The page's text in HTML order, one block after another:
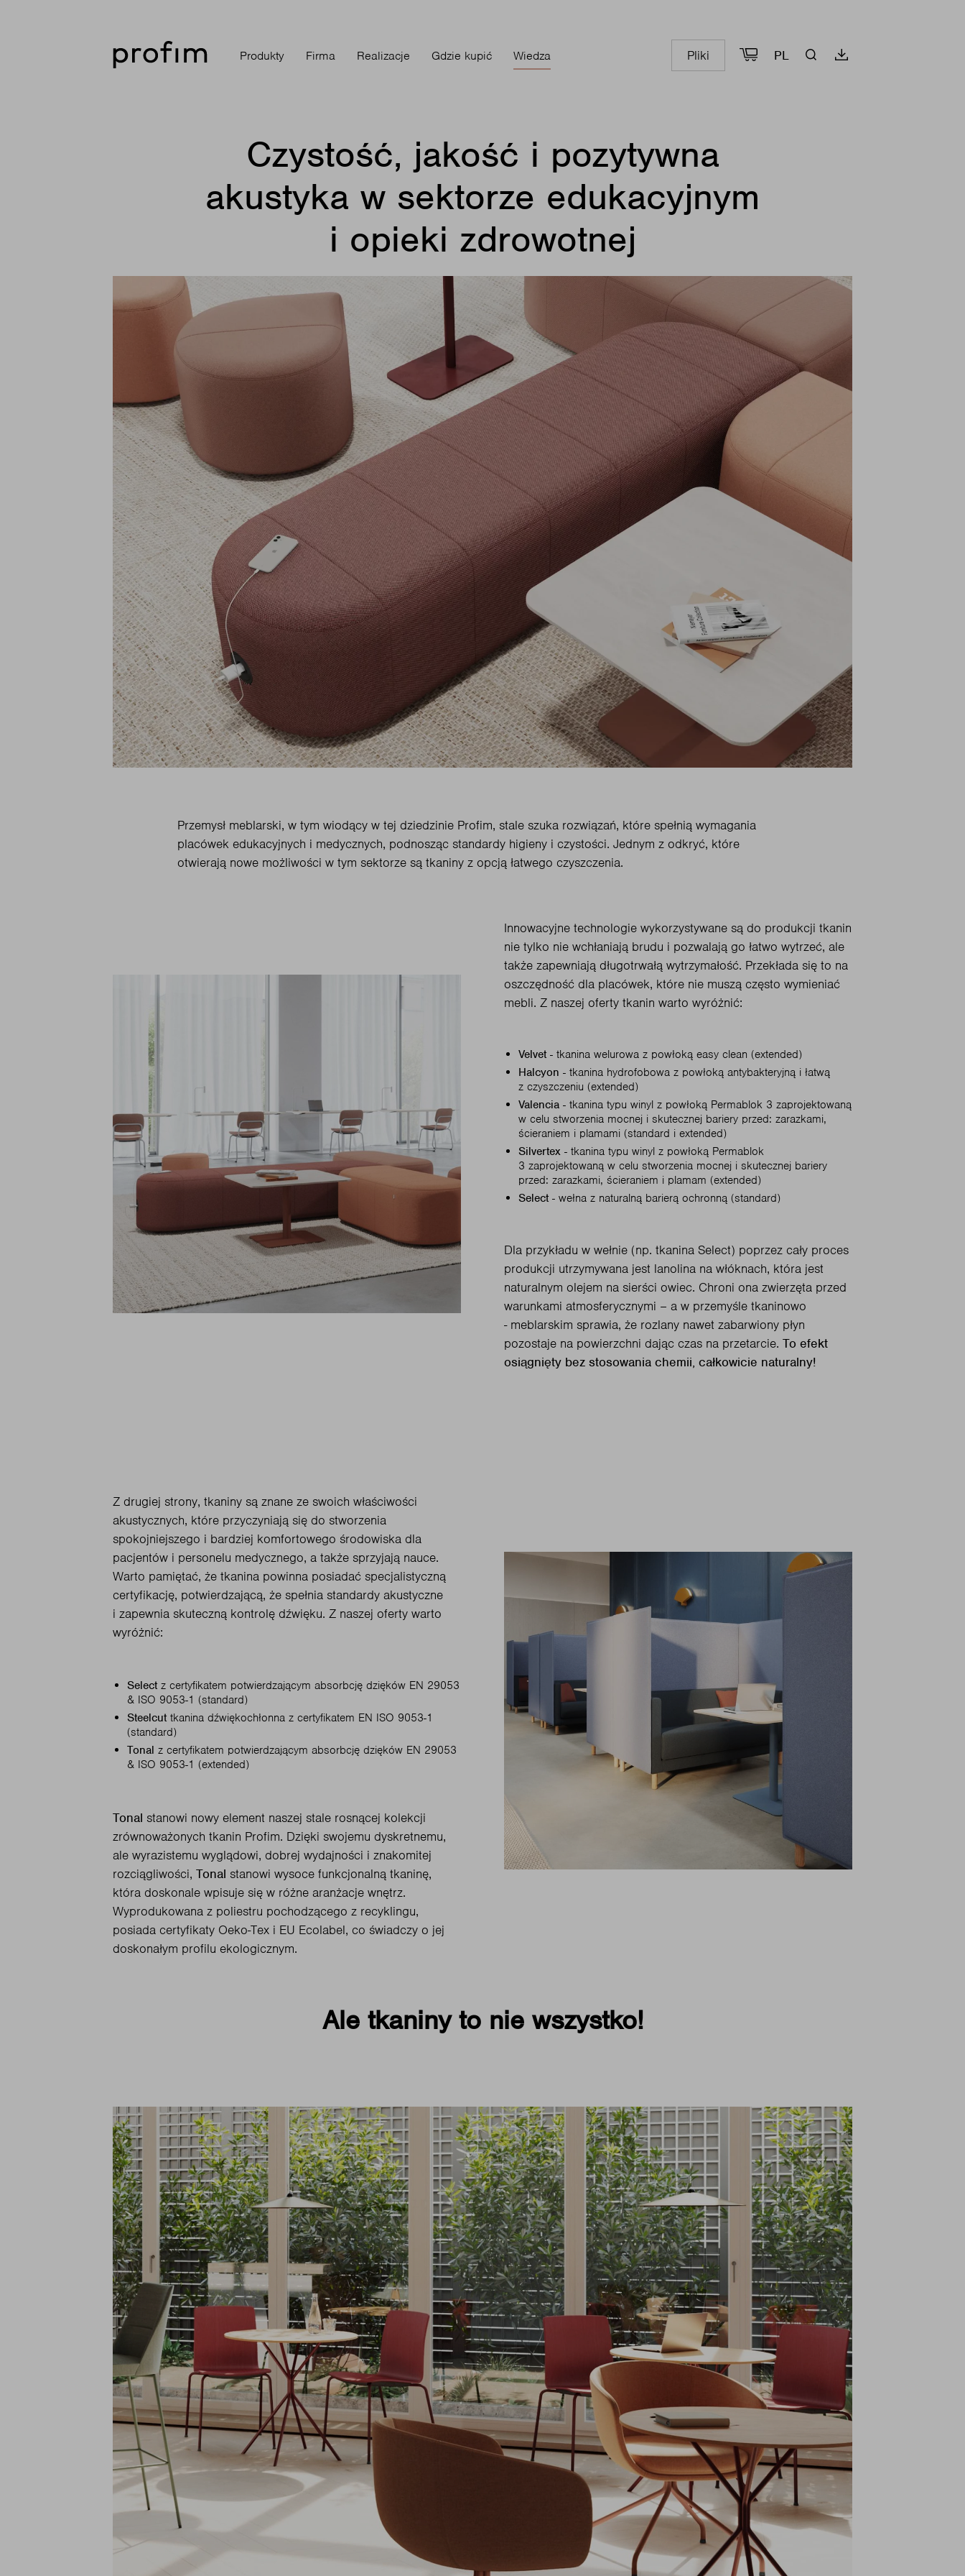
Produkty Firma Realizacje Gdzie kupić Wiedza Pliki PL
Czystość, jakość i pozytywna
akustyka w sektorze edukacyjnym
i opieki zdrowotnej
Przemysł meblarski, w tym wiodący w tej dziedzinie Profim, stale szuka rozwiązań, które spełnią wymagania
placówek edukacyjnych i medycznych, podnosząc standardy higieny i czystości. Jednym z odkryć, które
otwierają nowe możliwości w tym sektorze są tkaniny z opcją łatwego czyszczenia.
Innowacyjne technologie wykorzystywane są do produkcji tkanin
nie tylko nie wchłaniają brudu i pozwalają go łatwo wytrzeć, ale
także zapewniają długotrwałą wytrzymałość. Przekłada się to na
oszczędność dla placówek, które nie muszą często wymieniać
mebli. Z naszej oferty tkanin warto wyróżnić:
Velvet- tkanina welurowa z powłoką easy clean (extended)
Halcyon - tkanina hydrofobowa z powłoką antybakteryjną i łatwą
z czyszczeniu (extended)
Valencia - tkanina typu winyl z powłoką Permablok 3 zaprojektowaną
w celu stworzenia mocnej i skutecznej bariery przed: zarazkami,
ścieraniem i plamami (standard i extended)
Silvertex - tkanina typu winyl z powłoką Permablok
3 zaprojektowaną w celu stworzenia mocnej i skutecznej bariery
przed: zarazkami, ścieraniem i plamam (extended)
Select- wełna z naturalną barierą ochronną (standard)
Dla przykładu w wełnie (np. tkanina Select) poprzez cały proces
produkcji utrzymywana jest lanolina na włóknach, która jest
naturalnym olejem na sierści owiec. Chroni ona zwierzęta przed
warunkami atmosferycznymi – a w przemyśle tkaninowo
- meblarskim sprawia, że rozlany nawet zabarwiony płyn
pozostaje na powierzchni dając czas na przetarcie. To efekt
osiągnięty bez stosowania chemii, całkowicie naturalny!
Z drugiej strony, tkaniny są znane ze swoich właściwości
akustycznych, które przyczyniają się do stworzenia
spokojniejszego i bardziej komfortowego środowiska dla
pacjentów i personelu medycznego, a także sprzyjają nauce.
Warto pamiętać, że tkanina powinna posiadać specjalistyczną
certyfikację, potwierdzającą, że spełnia standardy akustyczne
i zapewnia skuteczną kontrolę dźwięku. Z naszej oferty warto
wyróżnić:
Selectz certyfikatem potwierdzającym absorbcję dzięków EN 29053
& ISO 9053-1 (standard)
Steelcuttkanina dźwiękochłonna z certyfikatem EN ISO 9053-1
(standard)
Tonal z certyfikatem potwierdzającym absorbcję dzięków EN 29053
& ISO 9053-1 (extended)
Tonal stanowi nowy element naszej stale rosnącej kolekcji
zrównoważonych tkanin Profim. Dzięki swojemu dyskretnemu,
ale wyrazistemu wyglądowi, dobrej wydajności i znakomitej
rozciągliwości, Tonal stanowi wysoce funkcjonalną tkaninę,
która doskonale wpisuje się w różne aranżacje wnętrz.
Wyprodukowana z poliestru pochodzącego z recyklingu,
posiada certyfikaty Oeko-Tex i EU Ecolabel, co świadczy o jej
doskonałym profilu ekologicznym.
Ale tkaniny to nie wszystko!